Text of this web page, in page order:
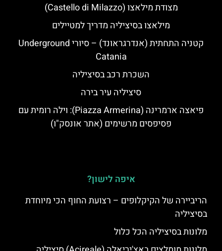
מצודת מילאצו (Castello di Milazzo)
מילאצו בסיציליה מדריך למטיילים
קטניה התחתית (אנדרגראונד) – סיורי Underground
Catania
השכרת רכב בסיציליה
סיציליה עיר בירה
פיאצה ארמרינה (Piazza Armerina): וילה רומית עם
פסיפסים מרשימים (אתר אונסק"ו)
איפה לישון?
הריביירה של הקיקלופים – רצועת החוף הכי מיוחדת
בסיציליה
מלונות בסיציליה הכל כלול